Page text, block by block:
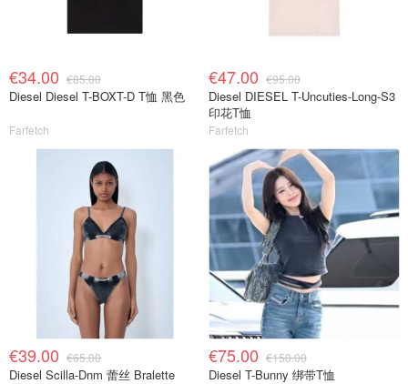
€34.00 €85.00
Diesel Diesel T-BOXT-D T恤 黑色
Farfetch
€47.00 €95.00
Diesel DIESEL T-Uncuties-Long-S3
印花T恤
Farfetch
€39.00 €65.00
Diesel Scilla-Dnm 蕾丝 Bralette
€75.00 €150.00
Diesel T-Bunny 绑带T恤